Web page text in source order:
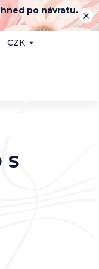
po návratu.
CZK
s